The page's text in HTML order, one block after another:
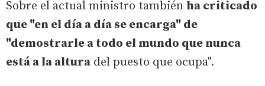
Sobre el actual ministro también ha criticado
que "en el día a día se encarga" de
"demostrarle a todo el mundo que nunca
está a la altura del puesto que ocupa".